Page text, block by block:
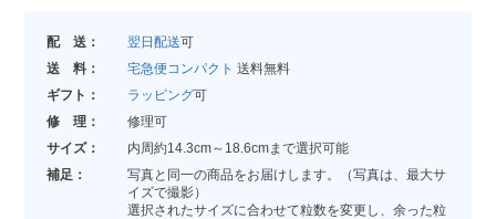
配 送： 翌日配送可
送 料：
宅急便コンパクト 送料無料
ギフト：
ラッピング可
修 理：
修理可
サイズ：
内周約14.3cm～18.6cmまで選択可能
補足：
写真と同一の商品をお届けします。（写真は、最大サ
イズで撮影）
選択されたサイズに合わせて粒数を変更し、余った粒